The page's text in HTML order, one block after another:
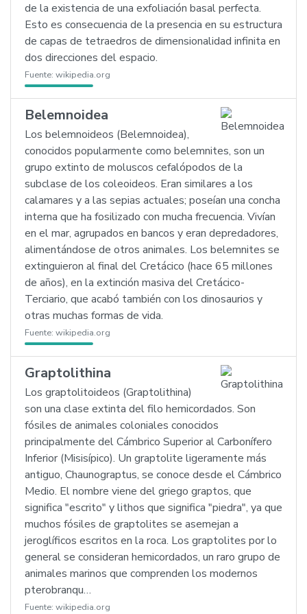
de la existencia de una exfoliación basal perfecta.
Esto es consecuencia de la presencia en su estructura
de capas de tetraedros de dimensionalidad infinita en
dos direcciones del espacio.
Fuente: wikipedia.org
Belemnoidea
Los belemnoideos (Belemnoidea),
conocidos popularmente como belemnites, son un
grupo extinto de moluscos cefalópodos de la
subclase de los coleoideos. Eran similares a los
calamares y a las sepias actuales; poseían una concha
interna que ha fosilizado con mucha frecuencia. Vivían
en el mar, agrupados en bancos y eran depredadores,
alimentándose de otros animales. Los belemnites se
extinguieron al final del Cretácico (hace 65 millones
de años), en la extinción masiva del Cretácico-
Terciario, que acabó también con los dinosaurios y
otras muchas formas de vida.
Fuente: wikipedia.org
Graptolithina
Los graptolitoideos (Graptolithina)
son una clase extinta del filo hemicordados. Son
fósiles de animales coloniales conocidos
principalmente del Cámbrico Superior al Carbonífero
Inferior (Misisípico). Un graptolite ligeramente más
antiguo, Chaunograptus, se conoce desde el Cámbrico
Medio. El nombre viene del griego graptos, que
significa "escrito" y lithos que significa "piedra", ya que
muchos fósiles de graptolites se asemejan a
jeroglíficos escritos en la roca. Los graptolites por lo
general se consideran hemicordados, un raro grupo de
animales marinos que comprenden los modernos
pterobranqu…
Fuente: wikipedia.org